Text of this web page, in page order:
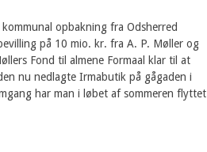
opbakning fra Odsherred
på 10 mio. kr. fra A. P. Møller og
Fond til almene Formaal klar til at
nu nedlagte Irmabutik på gågaden i
har man i løbet af sommeren flyttet